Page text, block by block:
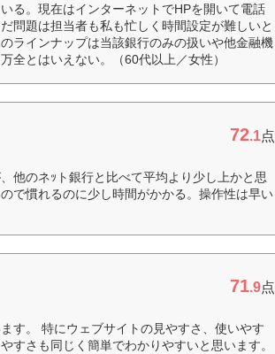
る。現在はインターネットでHPを開いて電話
問題は担当者も私も忙しく時間設定が難しいと
ラインナップは当該銀行のみの扱いや他金融機
全とはいえない。（60代以上／女性）
72.1点
他のネｯト銀行と比べて平均より少し上かと思
で慣れるのに少し時間がかかる。操作性は早い
71.9点
す。 特にウェブサイトの見やすさ、使いやす
すさも同じく簡単でわかりやすいと思います。